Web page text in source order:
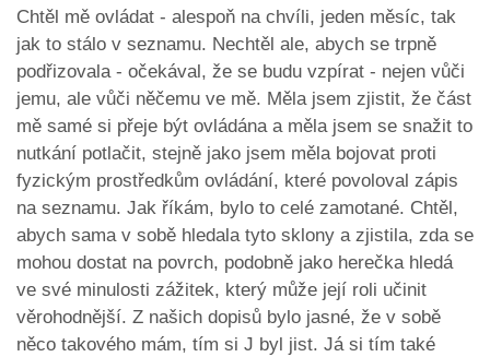
Chtěl mě ovládat - alespoň na chvíli, jeden měsíc, tak
jak to stálo v seznamu. Nechtěl ale, abych se trpně
podřizovala - očekával, že se budu vzpírat - nejen vůči
jemu, ale vůči něčemu ve mě. Měla jsem zjistit, že část
mě samé si přeje být ovládána a měla jsem se snažit to
nutkání potlačit, stejně jako jsem měla bojovat proti
fyzickým prostředkům ovládání, které povoloval zápis
na seznamu. Jak říkám, bylo to celé zamotané. Chtěl,
abych sama v sobě hledala tyto sklony a zjistila, zda se
mohou dostat na povrch, podobně jako herečka hledá
ve své minulosti zážitek, který může její roli učinit
věrohodnější. Z našich dopisů bylo jasné, že v sobě
něco takového mám, tím si J byl jist. Já si tím také